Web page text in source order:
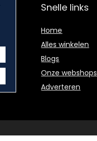
Snelle links
Home
Alles winkelen
Blogs
Onze webshops
Adverteren